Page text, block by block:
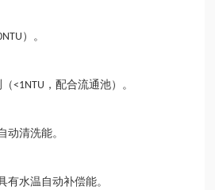
）。
（<1NTU ，配合流通池）。
动清洗能。
有水温自动补偿能。